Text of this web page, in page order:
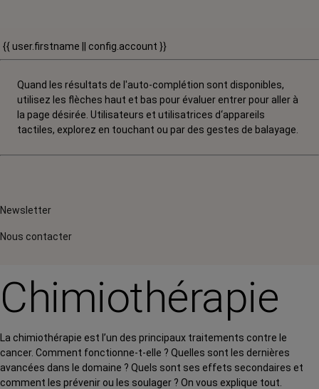
{{ user.firstname || config.account }}
Quand les résultats de l'auto-complétion sont disponibles,
utilisez les flèches haut et bas pour évaluer entrer pour aller à
la page désirée. Utilisateurs et utilisatrices d‘appareils
tactiles, explorez en touchant ou par des gestes de balayage.
Newsletter
Nous contacter
Chimiothérapie
La chimiothérapie est l’un des principaux traitements contre le
cancer. Comment fonctionne-t-elle ? Quelles sont les dernières
avancées dans le domaine ? Quels sont ses effets secondaires et
comment les prévenir ou les soulager ? On vous explique tout.